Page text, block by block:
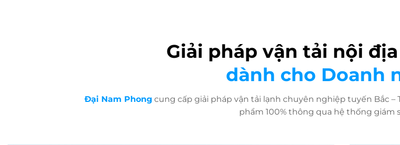
Giải pháp vận tải nội
dành cho Doanh
Đại Nam Phong cung cấp giải pháp vận tải lạnh chuyên nghiệp tuyến Bắc
phẩm 100% thông qua hệ thống giám